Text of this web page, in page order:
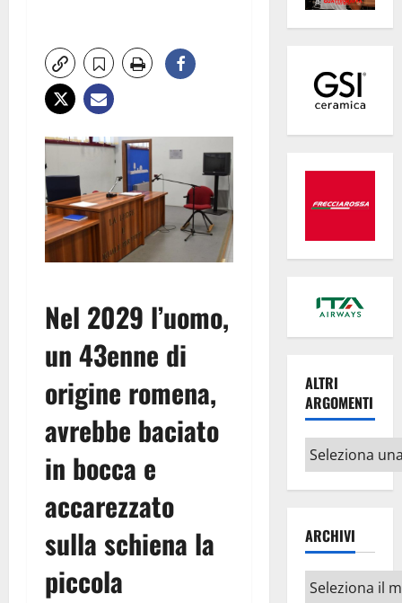
Nel 2029 l’uomo,
un 43enne di
origine romena,
avrebbe baciato
in bocca e
accarezzato
sulla schiena la
piccola
ALTRI
ARGOMENTI
Altri
argomenti
ARCHIVI
Archivi